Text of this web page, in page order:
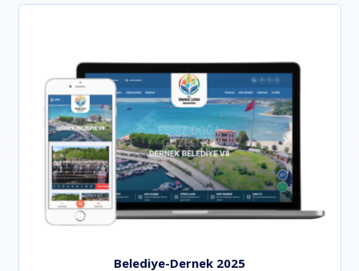
Belediye-Dernek 2025